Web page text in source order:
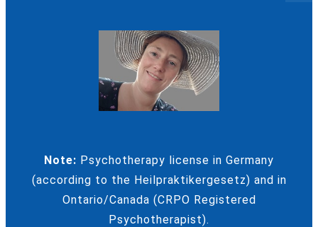
Note: Psychotherapy license in Germany
(according to the Heilpraktikergesetz) and in
Ontario/Canada (CRPO Registered
Psychotherapist).